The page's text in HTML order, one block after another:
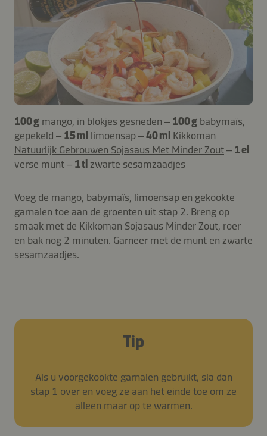
100 g mango, in blokjes gesneden – 100 g babymaïs,
gepekeld – 15 ml limoensap –40 ml Kikkoman
Natuurlijk Gebrouwen Sojasaus Met Minder Zout– 1 el
verse munt – 1 tl zwarte sesamzaadjes
Voeg de mango, babymaïs, limoensap en gekookte
garnalen toe aan de groenten uit stap 2. Breng op
smaak met de Kikkoman Sojasaus Minder Zout, roer
en bak nog 2 minuten. Garneer met de munt en zwarte
sesamzaadjes.
Tip
Als u voorgekookte garnalen gebruikt, sla dan
stap 1 over en voeg ze aan het einde toe om ze
alleen maar op te warmen.